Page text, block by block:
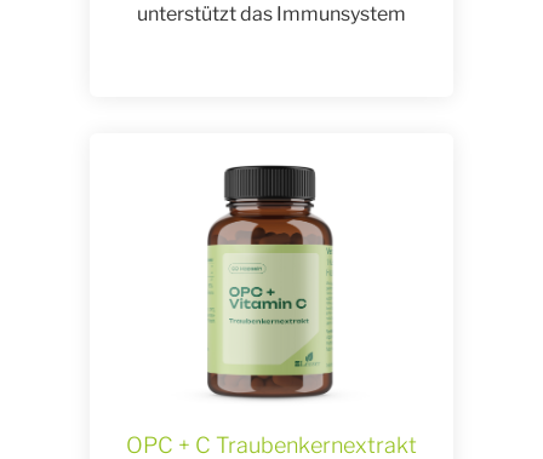
unterstützt das Immunsystem
OPC + C Traubenkernextrakt